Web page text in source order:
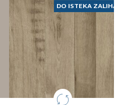
DO ISTEKA ZALIHA